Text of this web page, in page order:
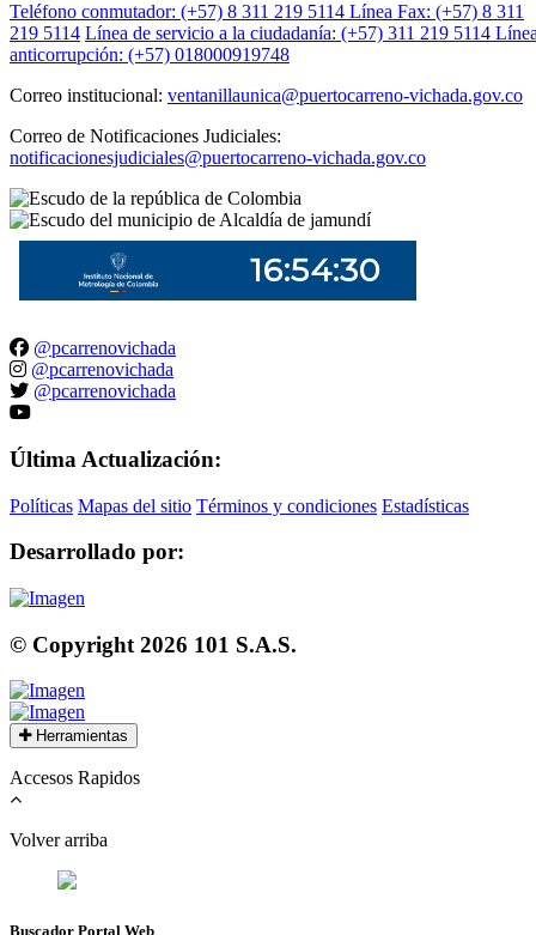
Teléfono conmutador: (+57) 8 311 219 5114 Línea Fax: (+57) 8 311
219 5114 Línea de servicio a la ciudadanía: (+57) 311 219 5114
anticorrupción: (+57) 018000919748
Correo institucional: ventanillaunica@puertocarreno-vichada.gov.co
Correo de Notificaciones Judiciales:
notificacionesjudiciales@puertocarreno-vichada.gov.co
@pcarrenovichada
@pcarrenovichada
@pcarrenovichada
Última Actualización:
Políticas Mapas del sitio Términos y condiciones Estadísticas
Desarrollado por:
© Copyright 2026 101 S.A.S.
Herramientas
Accesos Rapidos
Volver arriba
Buscador Portal Web